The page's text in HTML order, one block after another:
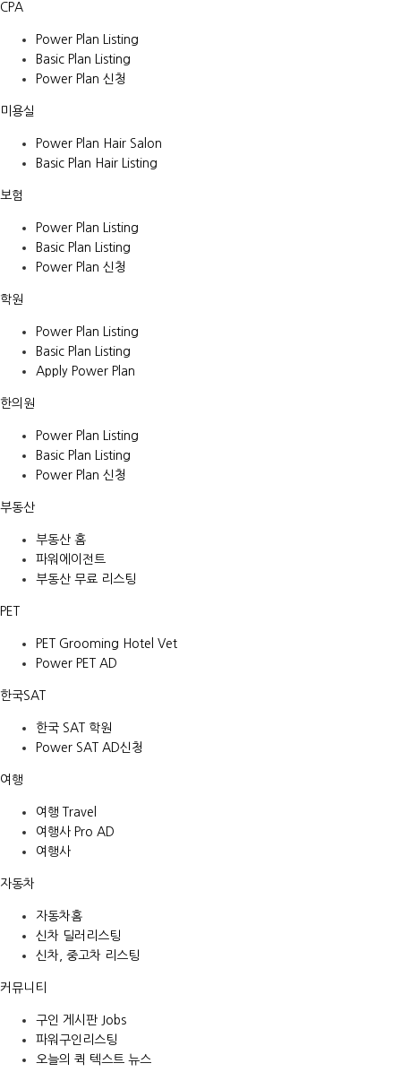
CPA
Power Plan Listing
Basic Plan Listing
Power Plan 신청
미용실
Power Plan Hair Salon
Basic Plan Hair Listing
보험
Power Plan Listing
Basic Plan Listing
Power Plan 신청
학원
Power Plan Listing
Basic Plan Listing
Apply Power Plan
한의원
Power Plan Listing
Basic Plan Listing
Power Plan 신청
부동산
부동산 홈
파워에이전트
부동산 무료 리스팅
PET
PET Grooming Hotel Vet
Power PET AD
한국SAT
한국 SAT 학원
Power SAT AD신청
여행
여행 Travel
여행사 Pro AD
여행사
자동차
자동차홈
신차 딜러리스팅
신차, 중고차 리스팅
커뮤니티
구인 게시판 Jobs
파워구인리스팅
오늘의 퀵 텍스트 뉴스